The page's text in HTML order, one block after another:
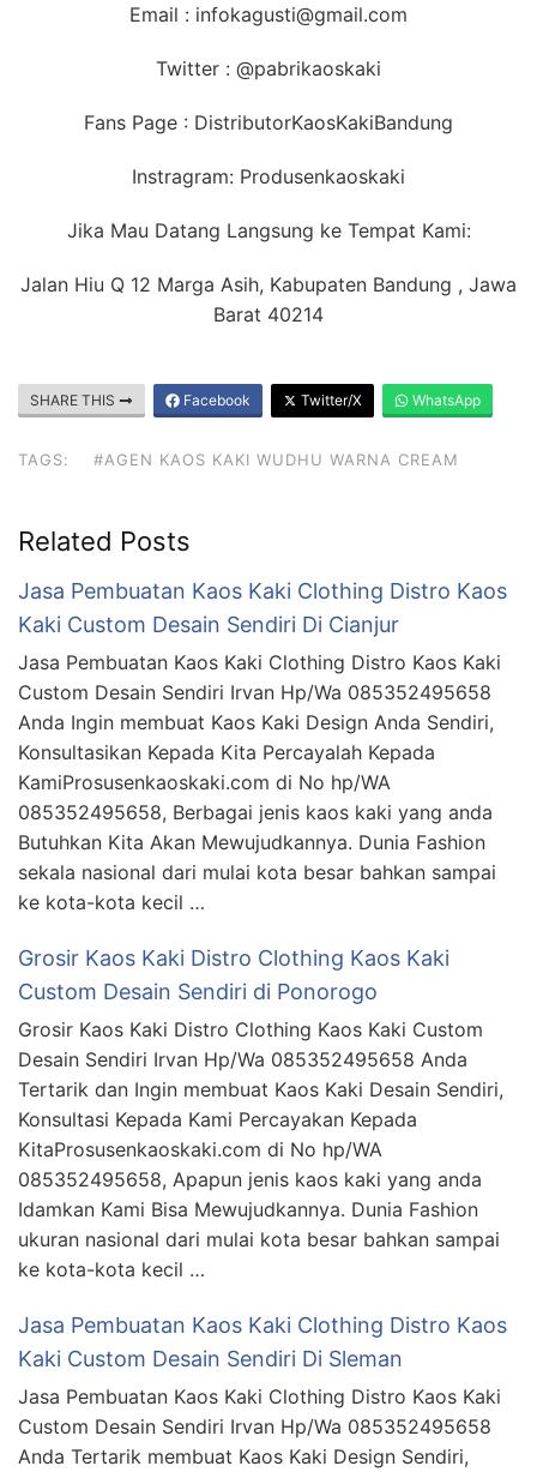
Email : infokagusti@gmail.com
Twitter : @pabrikaoskaki
Fans Page : DistributorKaosKakiBandung
Instragram: Produsenkaoskaki
Jika Mau Datang Langsung ke Tempat Kami:
Jalan Hiu Q 12 Marga Asih, Kabupaten Bandung , Jawa
Barat 40214
SHARE THIS Facebook Twitter/X WhatsApp
TAGS: #AGEN KAOS KAKI WUDHU WARNA CREAM
Related Posts
Jasa Pembuatan Kaos Kaki Clothing Distro Kaos
Kaki Custom Desain Sendiri Di Cianjur
Jasa Pembuatan Kaos Kaki Clothing Distro Kaos Kaki
Custom Desain Sendiri Irvan Hp/Wa 085352495658
Anda Ingin membuat Kaos Kaki Design Anda Sendiri,
Konsultasikan Kepada Kita Percayalah Kepada
KamiProsusenkaoskaki.com di No hp/WA
085352495658, Berbagai jenis kaos kaki yang anda
Butuhkan Kita Akan Mewujudkannya. Dunia Fashion
sekala nasional dari mulai kota besar bahkan sampai
ke kota-kota kecil …
Grosir Kaos Kaki Distro Clothing Kaos Kaki
Custom Desain Sendiri di Ponorogo
Grosir Kaos Kaki Distro Clothing Kaos Kaki Custom
Desain Sendiri Irvan Hp/Wa 085352495658 Anda
Tertarik dan Ingin membuat Kaos Kaki Desain Sendiri,
Konsultasi Kepada Kami Percayakan Kepada
KitaProsusenkaoskaki.com di No hp/WA
085352495658, Apapun jenis kaos kaki yang anda
Idamkan Kami Bisa Mewujudkannya. Dunia Fashion
ukuran nasional dari mulai kota besar bahkan sampai
ke kota-kota kecil …
Jasa Pembuatan Kaos Kaki Clothing Distro Kaos
Kaki Custom Desain Sendiri Di Sleman
Jasa Pembuatan Kaos Kaki Clothing Distro Kaos Kaki
Custom Desain Sendiri Irvan Hp/Wa 085352495658
Anda Tertarik membuat Kaos Kaki Design Sendiri,